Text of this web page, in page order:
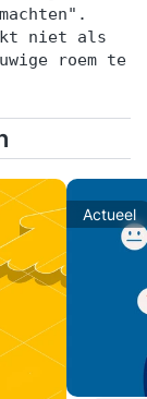
niet als
roem te
Actueel